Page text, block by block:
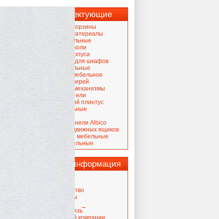
→
Комплектующие
Выдвижные корзины
Кромочные материалы
Крючки мебельные
Кухонные цоколи
ЛДСП для корпуса
Наполнение для шкафов
Опоры мебельные
Освещение мебельное
Петли для дверей
Подъемные механизмы
Посудосушители
Пристеночный плинтус
Ручки мебельные
Стеновые панели Albico
Системы выдвижных ящиков
Столешницы мебельные
Фасады мебельные
Важная информация
Сотрудничество
Сертификаты
Обратная связь